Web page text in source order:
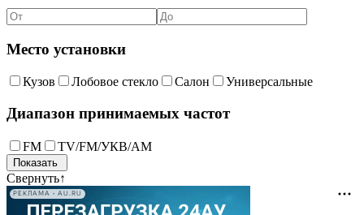
Место установки
Кузов Лобовое стекло Салон Универсальные
Диапазон принимаемых частот
FM TV/FM/УКВ/AM
Свернуть↑
РЕКЛАМА • AU.RU